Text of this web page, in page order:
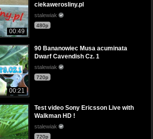
00:49
ciekawerosliny.pl
stalewiak
480p
00:21
90 Bananowiec Musa acuminata
Dwarf Cavendish Cz. 1
stalewiak
720p
Test video Sony Ericsson Live with
Walkman HD !
stalewiak
720p